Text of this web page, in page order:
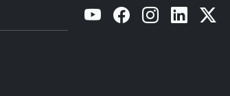
YouTube Facebook Instagram